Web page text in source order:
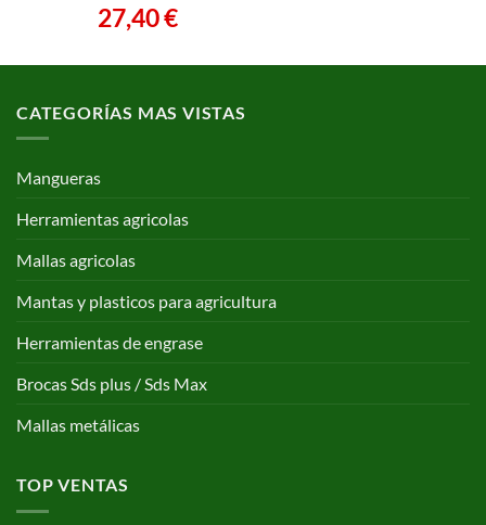
27,40€
CATEGORÍAS MAS VISTAS
Mangueras
Herramientas agricolas
Mallas agricolas
Mantas y plasticos para agricultura
Herramientas de engrase
Brocas Sds plus / Sds Max
Mallas metálicas
TOP VENTAS